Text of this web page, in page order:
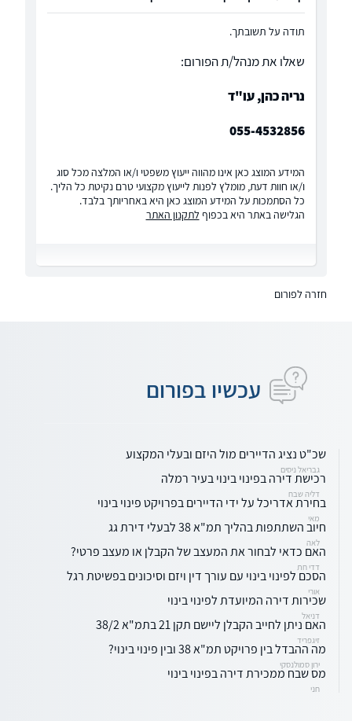
תודה על תשובתך.
שאלו את מנהל/ת הפורום:
נריה כהן, עו"ד
055-4532856
המידע המוצג כאן אינו מהווה ייעוץ משפטי ו/או המלצה מכל סוג
ו/או חוות דעת, מומלץ לפנות לייעוץ מקצועי טרם נקיטת כל הליך.
כל הסתמכות על המידע המוצג כאן היא באחריותך בלבד.
הגלישה באתר היא בכפוף לתקנון האתר
חזרה לפורום
עכשיו בפורום
שכ"ט נציג הדיירים מול היזם ובעלי המקצוע
גבריאל ניסים
רכישת דירה בפינוי בינוי בעיר רמלה
דליה שבח
בחירת אדריכל על ידי הדיירים בפרויקט פינוי בינוי
מאי
חיוב השתתפות בהליך תמ"א 38 לבעלי דירת גג
לאה
האם כדאי לבחור את המעצב של הקבלן או מעצב פרטי?
דדי חת
הסכם לפינוי בינוי עם עורך דין ויזם וסיכונים בפשיטת רגל
אורי
שכירות דירה המיועדת לפינוי בינוי
דניאל
האם ניתן לחייב הקבלן ליישם תקן 21 בתמ"א 38/2
זיגפריד
מה ההבדל בין פרויקט תמ"א 38 ובין פינוי בינוי?
ירון סמולנסקי
מס שבח ממכירת דירה בפינוי בינוי
חני